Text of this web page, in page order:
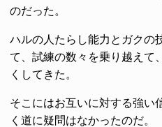
のだった。
ハルの人たらし能力とガクの
て、試練の数々を乗り越えて
くしてきた。
そこにはお互いに対する強い
く道に疑問はなかったのだ。